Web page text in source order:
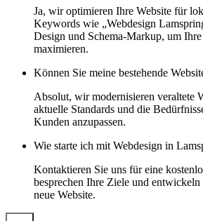
Ja, wir optimieren Ihre Website für
Keywords wie „Webdesign
Design und Schema-Markup, um
maximieren.
Können Sie meine bestehende
Absolut, wir modernisieren veraltete
aktuelle Standards und die
Kunden anzupassen.
Wie starte ich mit Webdesign in
Kontaktieren Sie uns für eine
besprechen Ihre Ziele und
neue Website.